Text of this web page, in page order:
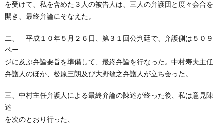
を受けて、私を含めた３人の被告人は、三人の弁護団と度々会合を
開き、最終弁論にそなえた。
二、 平成１０年５月２６日、第３１回公判廷で、弁護側は５０９
ペー
ジに及ぶ弁論要旨を準備して、最終弁論を行なった。中村寿夫主任
弁護人のほか、松原三朗及び大野敏之弁護人が立ち会った。
三、中村主任弁護人による最終弁論の陳述が終った後、私は意見陳
述
を次のとおり行った、 ―